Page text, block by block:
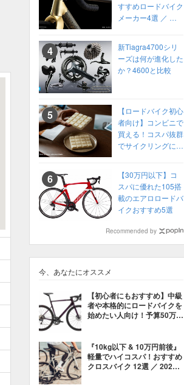
すすめロードバイク
メーカー4選 ／ 高
ーダーも！
新Tiagra4700シリ
ーズは何が進化した
か？4600と比較
【ロードバイク初心
者向け】コンビニで
買える！コスパ抜群
でサイクリングにお
【30万円以下】コ
スパに優れた105搭
載のエアロロードバ
イクおすすめ5選
Recommended by
今、あなたにオススメ
【初心者にもおすすめ】中級
者や本格的にロードバイクを
始めたい人向け！予算50万円
『10kg以下 & 10万円前後』
軽量でハイコスパ！おすすめ
クロスバイク 12選 ／ 2021